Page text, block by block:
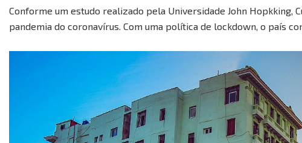
Conforme um estudo realizado pela Universidade John Hopkking,
pandemia do coronavírus. Com uma política de lockdown, o país